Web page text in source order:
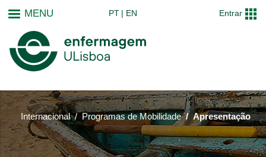
MENU PT EN Entrar
Internacional Programas de Mobilidade Apresentação